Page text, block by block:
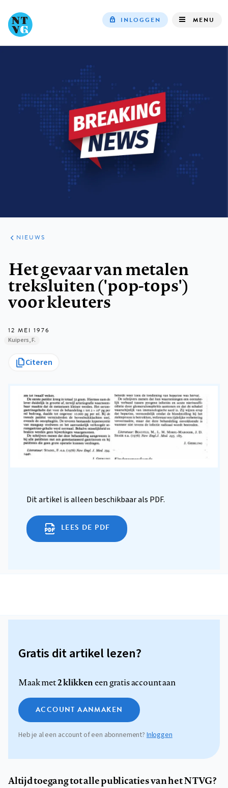
INLOGGEN MENU
ARTIKELEN
HET
KORT
NIEUWS
Het gevaar van metalen
treksluiten ('pop-tops')
voor kleuters
12 MEI 1976
Kuipers, F.
Citeren
Dit artikel is alleen beschikbaar als PDF.
LEES DE PDF
Gratis dit artikel lezen?
Maak met2 klikkeneen gratis account aan
ACCOUNT AANMAKEN
Heb je al een account of een abonnement? Inloggen
Altijd toegang tot alle publicaties van het NTVG?